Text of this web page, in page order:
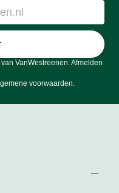
VanWestreenen. Afmelden
voorwaarden.